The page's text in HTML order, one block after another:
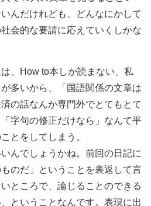
んだけれども、どんなにかして
会的な要請に応えていくしかな
、How to本しか読まない、私
多いから、「国語関係の文章は
の話なんか専門外でとてもとて
字句の修正だけなら」なんて平
とをしてしまう。
んでしょうかね。前回の日記に
のだ」ということを裏返して言
ところで、論じることのできる
ということなんです。表現に出